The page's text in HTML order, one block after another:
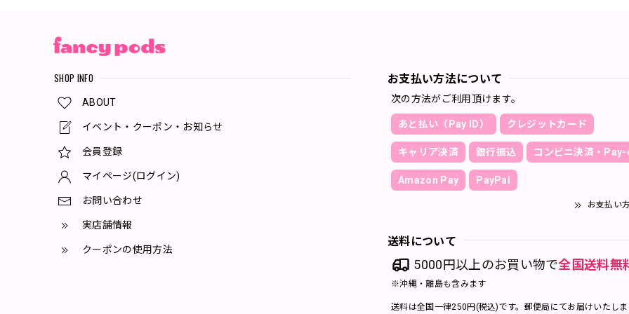
SHOP INFO
ABOUT
イベント・クーポン・お知らせ
会員登録
マイページ(ログイン)
お問い合わせ
実店舗情報
クーポンの使用方法
お支払い方法について
次の方法がご利用頂けます。
あと払い（Pay ID） クレジットカード
キャリア決済 銀行振込 コンビニ決済・
Amazon Pay PayPal
お支払い
送料について
5000円以上のお買い物で全国送料無
※沖縄・離島も含みます
送料は全国一律250円(税込)です。郵便局にてお届けいたし